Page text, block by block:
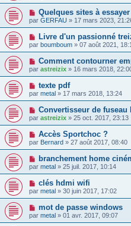
Quelques sites à essayer
par GERFAU » 17 mars 2023,
Livre d'un passionné
par boumboum » 07 août 2021,
Comment contourner
par astreizix » 16 mars 2018,
texte pdf
par metal » 17 mars 2018, 13:24
Convertisseur de fuseau
par astreizix » 25 oct. 2017, 23:13
Accès Sportchoc ?
par Bernard » 27 août 2017, 08:40
branchement home
par metal » 25 juil. 2017, 10:14
clés hdmi wifi
par metal » 30 juin 2017, 17:02
mot de passe windows
par metal » 01 avr. 2017, 09:07